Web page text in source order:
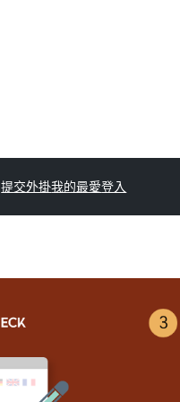
提交外掛我的最愛登入